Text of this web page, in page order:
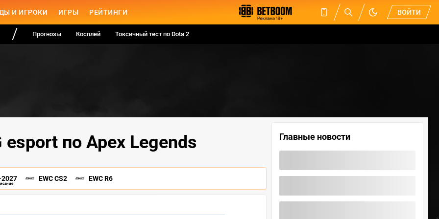
И ИГРОКИ ИГРЫ РЕЙТИНГИ ВОЙТИ
Прогнозы Косплей Токсичный тест по Dota 2
esport по Apex Legends
EWC CS2 EWC R6
Главные новости